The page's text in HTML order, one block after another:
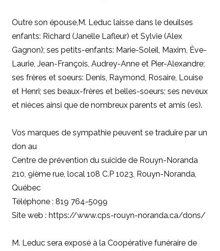
Outre son épouse M. Leduc laisse dans le deuilses
enfants: Richard (Janelle Lafleur) et Sylvie (Alex
Gagnon); ses petits-enfants: Marie-Soleil, Maxim, Ève-
Laurie, Jean-François, Audrey-Anne et Pier-Alexandre;
ses frères et soeurs: Denis, Raymond, Rosaire, Louise
et Henri; ses beaux-frères et belles-soeurs; ses neveux
et nièces ainsi que de nombreux parents et amis (es).
Vos marques de sympathie peuvent se traduire par un
don au
Centre de prévention du suicide de Rouyn-Noranda
210, 9ième rue, local 108 C.P 1023, Rouyn-Noranda,
Québec
Téléphone : 819 764-5099
Site web : https://www.cps-rouyn-noranda.ca/dons/
M. Leduc sera exposé à la Coopérative funéraire de